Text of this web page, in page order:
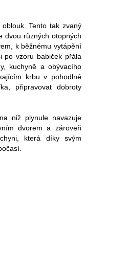
Tento tak zvaný
dvou různých otopných
k běžnému vytápění
po vzoru babiček přála
kuchyně a obývacího
krbu v pohodlné
připravovat dobroty
niž plynule navazuje
dvorem a zároveň
která díky svým